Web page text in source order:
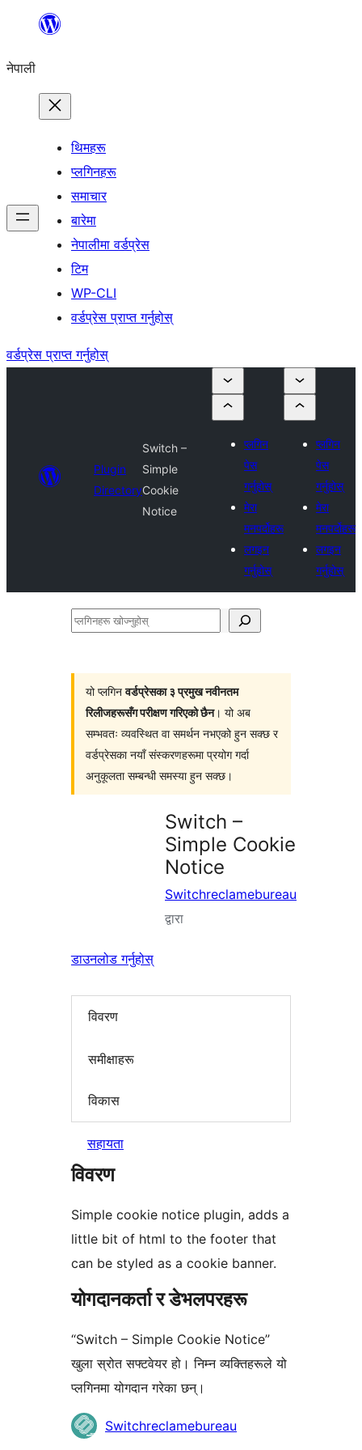
सामग्रीमा
नेपाली
थिमहरू
प्लगिनहरू
समाचार
बारेमा
नेपालीमा वर्डप्रेस
टिम
WP-CLI
वर्डप्रेस प्राप्त गर्नुहोस्
वर्डप्रेस प्राप्त गर्नुहोस्
Plugin
Directory
Switch –
Simple
Cookie
Notice
प्लगिन
पेस
गर्नुहोस्
मेरा
मनपर्दोहरू
लगइन
गर्नुहोस्
प्लगिन
पेस
गर्नुहोस्
मेरा
मनपर्दोहरू
लगइन
गर्नुहोस्
प्लगिनहरू
यो प्लगिनवर्डप्रेसका ३ प्रमुख नवीनतम
रिलीजहरूसँग परीक्षण गरिएको छैन। यो अब
सम्भवतः व्यवस्थित वा समर्थन नभएको हुन सक्छ र
वर्डप्रेसका नयाँ संस्करणहरूमा प्रयोग गर्दा
अनुकूलता सम्बन्धी समस्या हुन सक्छ।
Switch –
Simple Cookie
Notice
Switchreclamebureau
द्वारा
डाउनलोड गर्नुहोस्
विवरण
समीक्षाहरू
विकास
सहायता
विवरण
Simple cookie notice plugin, adds a
little bit of html to the footer that
can be styled as a cookie banner.
योगदानकर्ता र डेभलपरहरू
“Switch – Simple Cookie Notice”
खुला स्रोत सफ्टवेयर हो। निम्न व्यक्तिहरूले यो
प्लगिनमा योगदान गरेका छन्।
योगदानकर्ताहरूSwitchreclamebureau